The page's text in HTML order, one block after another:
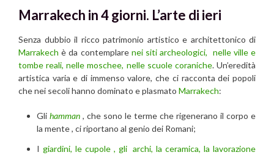
Marrakech in 4 giorni. L’arte di ieri
Senza dubbio il ricco patrimonio artistico e architettonico di
Marrakech è da contemplare nei siti archeologici, nelle ville e
tombe reali, nelle moschee, nelle scuole coraniche. Un’eredità
artistica varia e di immenso valore, che ci racconta dei popoli
che nei secoli hanno dominato e plasmato Marrakech:
Gli hamman , che sono le terme che rigenerano il corpo e
la mente , ci riportano al genio dei Romani;
I giardini, le cupole , gli archi, la ceramica, la lavorazione